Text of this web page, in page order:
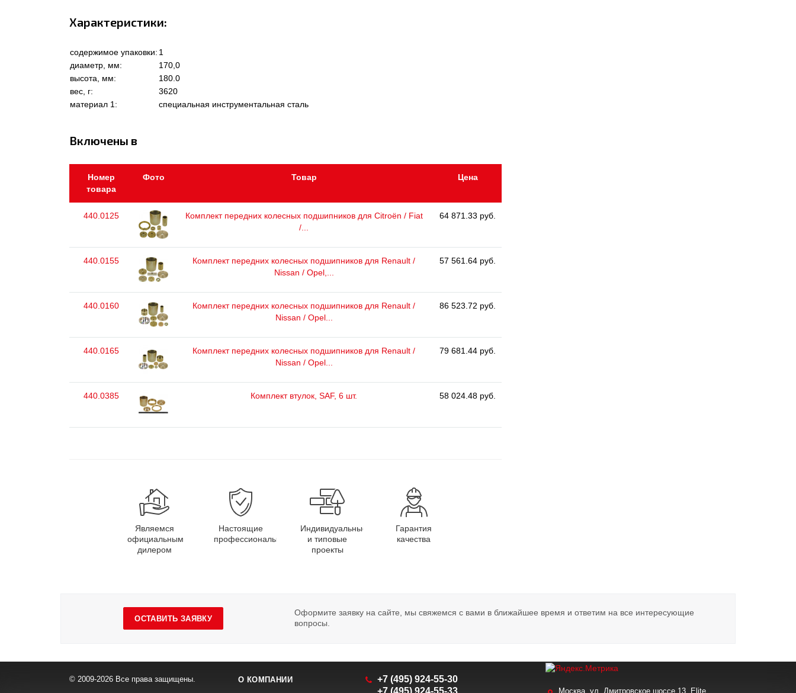
Характеристики:
содержимое упаковки: 1
диаметр, мм:
170,0
высота, мм:
180.0
вес, г:
3620
материал 1:
специальная инструментальная сталь
Включены в
Номер
товара
Фото Товар Цена
440.0125
Комплект передних колесных подшипников для Citroën / Fiat
/...
64 871.33 руб.
440.0155
Комплект передних колесных подшипников для Renault /
Nissan / Opel,...
57 561.64 руб.
440.0160
Комплект передних колесных подшипников для Renault /
Nissan / Opel...
86 523.72 руб.
440.0165
Комплект передних колесных подшипников для Renault /
Nissan / Opel...
79 681.44 руб.
440.0385 Комплект втулок, SAF, 6 шт. 58 024.48 руб.
Являемся
официальным
дилером
Настоящие
профессионалы
Индивидуальные
и типовые
проекты
Гарантия
качества
ОСТАВИТЬ ЗАЯВКУ
Оформите заявку на сайте, мы свяжемся с вами в ближайшее время и ответим на все интересующие
вопросы.
© 2009-2026 Все права защищены.
О КОМПАНИИ
+7 (495) 924-55-30
Москва, ул. Дмитровское шоссе 13, Elite